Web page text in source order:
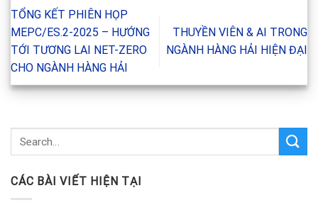
TỔNG KẾT PHIÊN HỌP
MEPC/ES.2-2025 – HƯỚNG
TỚI TƯƠNG LAI NET-ZERO
CHO NGÀNH HÀNG HẢI
THUYỀN VIÊN & AI TRONG
NGÀNH HÀNG HẢI HIỆN ĐẠI
CÁC BÀI VIẾT HIỆN TẠI